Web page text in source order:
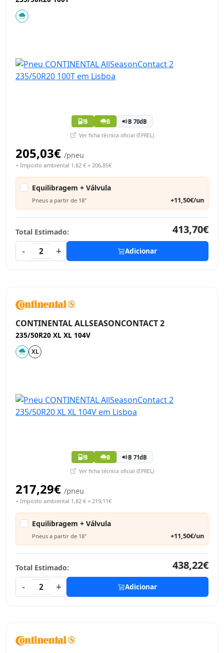
B B B 70dB
Ver ficha técnica oficial (EPREL)
205,03€ /pneu
+ Imposto ambiental 1,82 € = 206,85€
Equilibragem + Válvula
Pneus a partir de 18" +11,50€/un
Total Estimado:
413,70€
-
2 + Adicionar
CONTINENTAL ALLSEASONCONTACT 2
235/50R20 XL XL 104V
XL
B B B 71dB
Ver ficha técnica oficial (EPREL)
217,29€ /pneu
+ Imposto ambiental 1,82 € = 219,11€
Equilibragem + Válvula
Pneus a partir de 18" +11,50€/un
Total Estimado:
438,22€
-
2 + Adicionar